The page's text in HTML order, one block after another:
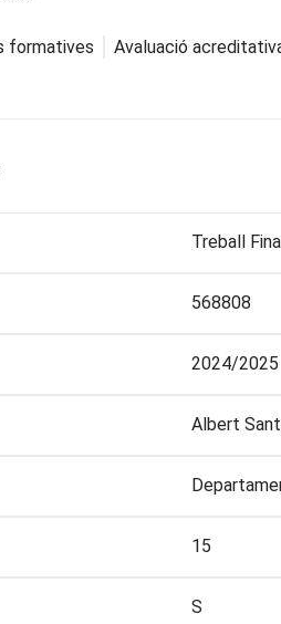
formatives Avaluació
Treball
568808
2024/2025
Albert
15
S